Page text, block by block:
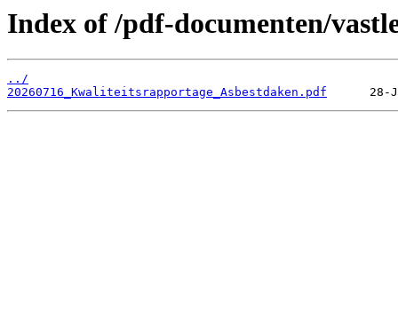
Index of /pdf-documenten/
../
20260716_Kwaliteitsrapportage_Asbestdaken.pdf